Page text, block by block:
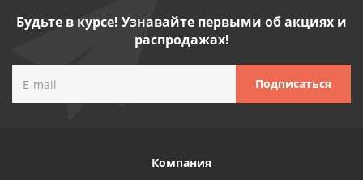
Будьте в курсе! Узнавайте первыми об акциях и
распродажах!
Компания